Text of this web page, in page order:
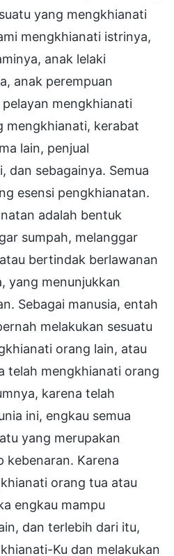
yang mengkhianati
mengkhianati istrinya,
anak lelaki
anak perempuan
mengkhianati
mengkhianati, kerabat
lain, penjual
dan sebagainya. Semua
esensi pengkhianatan.
adalah bentuk
sumpah, melanggar
bertindak berlawanan
yang menunjukkan
Sebagai manusia, entah
melakukan sesuatu
orang lain, atau
telah mengkhianati orang
karena telah
ini, engkau semua
yang merupakan
kebenaran. Karena
orang tua atau
engkau mampu
dan terlebih dari itu,
Ku dan melakukan